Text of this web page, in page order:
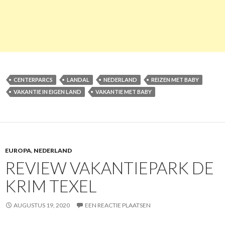
CENTERPARCS LANDAL NEDERLAND
REIZEN MET BABY
VAKANTIE IN EIGEN LAND
VAKANTIE MET BABY
EUROPA, NEDERLAND
REVIEW VAKANTIEPARK DE
KRIM TEXEL
AUGUSTUS 19, 2020 EEN REACTIE PLAATSEN